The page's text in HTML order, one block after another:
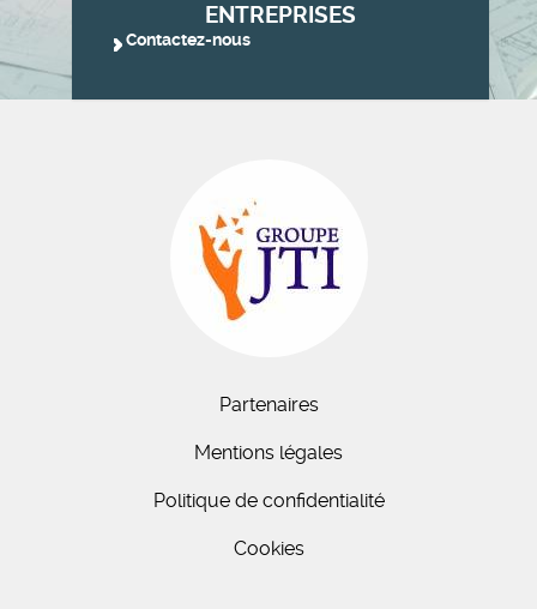
ENTREPRISES
Contactez-nous
Partenaires
Mentions légales
Politique de confidentialité
Cookies